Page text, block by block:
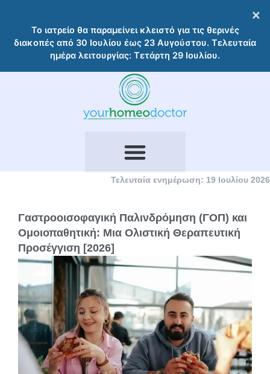
Το ιατρείο θα παραμείνει κλειστό για τις θερινές
διακοπές από 30 Ιουλίου έως 23 Αυγούστου. Τελευταία
ημέρα λειτουργίας: Τετάρτη 29 Ιουλίου.
×
περιεχόμενο
Τελευταία ενημέρωση: 19 Ιουλίου 2026
Γαστροοισοφαγική Παλινδρόμηση (ΓΟΠ) και
Ομοιοπαθητική: Μια Ολιστική Θεραπευτική
Προσέγγιση [2026]